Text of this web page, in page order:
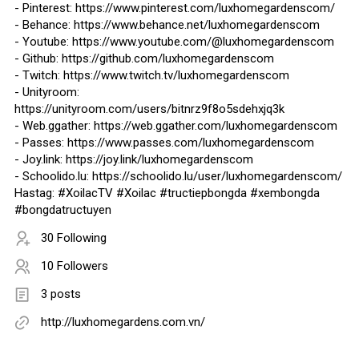
- Pinterest: https://www.pinterest.com/luxhomegardenscom/
- Behance: https://www.behance.net/luxhomegardenscom
- Youtube: https://www.youtube.com/@luxhomegardenscom
- Github: https://github.com/luxhomegardenscom
- Twitch: https://www.twitch.tv/luxhomegardenscom
- Unityroom:
https://unityroom.com/users/bitnrz9f8o5sdehxjq3k
- Web.ggather: https://web.ggather.com/luxhomegardenscom
- Passes: https://www.passes.com/luxhomegardenscom
- Joy.link: https://joy.link/luxhomegardenscom
- Schoolido.lu: https://schoolido.lu/user/luxhomegardenscom/
Hastag: #XoilacTV #Xoilac #tructiepbongda #xembongda
#bongdatructuyen
30 Following
10 Followers
3 posts
http://luxhomegardens.com.vn/